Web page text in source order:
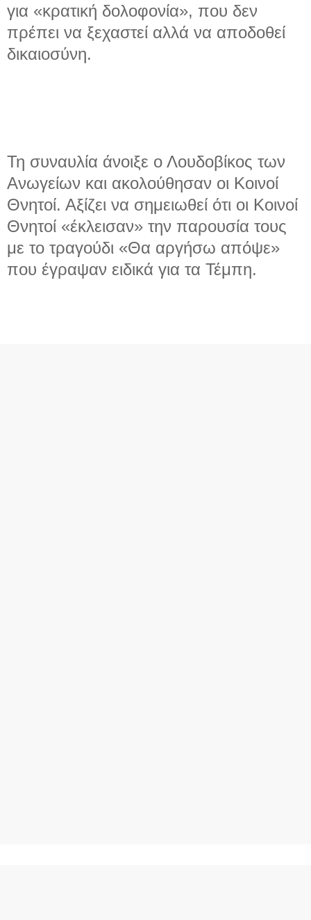
για «κρατική δολοφονία», που δεν
πρέπει να ξεχαστεί αλλά να αποδοθεί
δικαιοσύνη.
Τη συναυλία άνοιξε ο Λουδοβίκος των
Ανωγείων και ακολούθησαν οι Κοινοί
Θνητοί. Αξίζει να σημειωθεί ότι οι Κοινοί
Θνητοί «έκλεισαν» την παρουσία τους
με το τραγούδι «Θα αργήσω απόψε»
που έγραψαν ειδικά για τα Τέμπη.